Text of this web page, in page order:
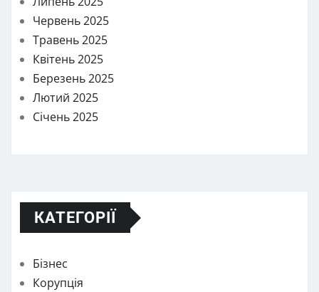
Червень 2025
Травень 2025
Квітень 2025
Березень 2025
Лютий 2025
Січень 2025
КАТЕГОРІЇ
Бізнес
Корупція